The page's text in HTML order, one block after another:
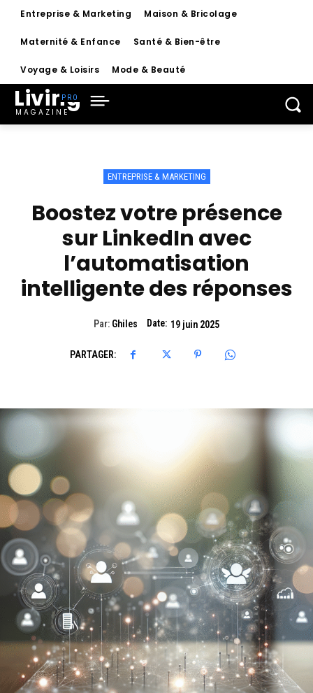
Entreprise & Marketing Maison & Bricolage
Maternité & Enfance Santé & Bien-être
Voyage & Loisirs Mode & Beauté
Living
MAGAZINE
ENTREPRISE & MARKETING
Boostez votre présence
sur LinkedIn avec
l’automatisation
intelligente des réponses
Par: Ghiles Date: 19 juin 2025
PARTAGER: